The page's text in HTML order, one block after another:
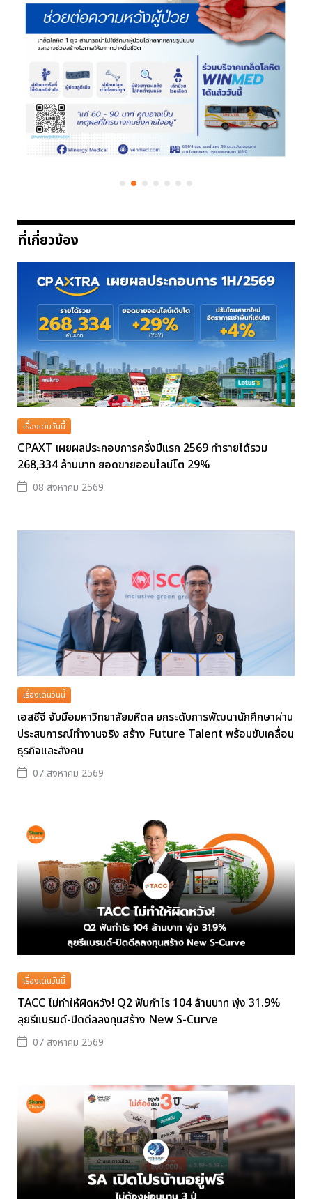
ที่เกี่ยวข้อง
เรื่องเด่นวันนี้
CPAXT เผยผลประกอบการครึ่งปีแรก 2569 ทำรายได้รวม
268,334 ล้านบาท ยอดขายออนไลน์โต 29%
08 สิงหาคม 2569
เรื่องเด่นวันนี้
เอสซีจี จับมือมหาวิทยาลัยมหิดล ยกระดับการพัฒนานักศึกษาผ่าน
ประสบการณ์ทำงานจริง สร้าง Future Talent พร้อมขับเคลื่อน
ธุรกิจและสังคม
07 สิงหาคม 2569
เรื่องเด่นวันนี้
TACC ไม่ทำให้ผิดหวัง! Q2 ฟันกำไร 104 ล้านบาท พุ่ง 31.9%
ลุยรีแบรนด์-ปิดดีลลงทุนสร้าง New S-Curve
07 สิงหาคม 2569